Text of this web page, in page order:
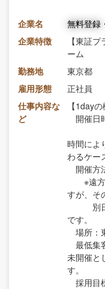
企業名
無料登録
企業特徴
【東証
ーム
勤務地
東京都
雇用形態
正社員
仕事内容な
ど
【1dayの
開催日
終了
時間によ
わるケー
開催方
※遠方
すが、そ
別日に
です。
場所：
最低集
未開催と
す。
採用目